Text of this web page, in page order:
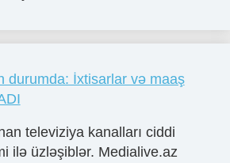
durumda: İxtisarlar və maaş
televiziya kanalları ciddi
ilə üzləşiblər. Medialive.az